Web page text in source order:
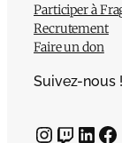
Participer à
Recrutement
Faire un don
Suivez-nous !
InstagramTwitch LinkedIn Facebook